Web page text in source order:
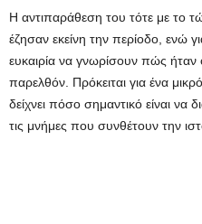
Η αντιπαράθεση του τότε με το
έζησαν εκείνη την περίοδο, ενώ
ευκαιρία να γνωρίσουν πώς
παρελθόν. Πρόκειται για ένα
δείχνει πόσο σημαντικό είναι να
τις μνήμες που συνθέτουν την